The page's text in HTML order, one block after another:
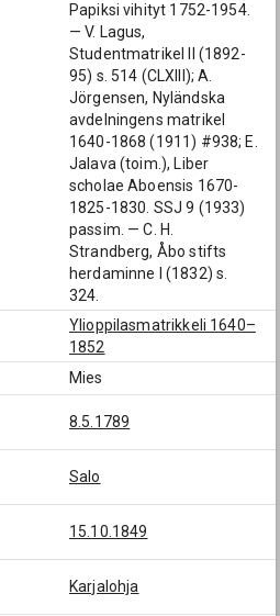
Papiksi vihityt 1752-1954.
— V. Lagus,
Studentmatrikel II (1892-
95) s. 514 (CLXIII); A.
Jörgensen, Nyländska
avdelningens matrikel
1640-1868 (1911) #938; E.
Jalava (toim.), Liber
scholae Aboensis 1670-
1825-1830. SSJ 9 (1933)
passim. — C. H.
Strandberg, Åbo stifts
herdaminne I (1832) s.
324.
Ylioppilasmatrikkeli 1640–
1852
Mies
8.5.1789
Salo
15.10.1849
Karjalohja